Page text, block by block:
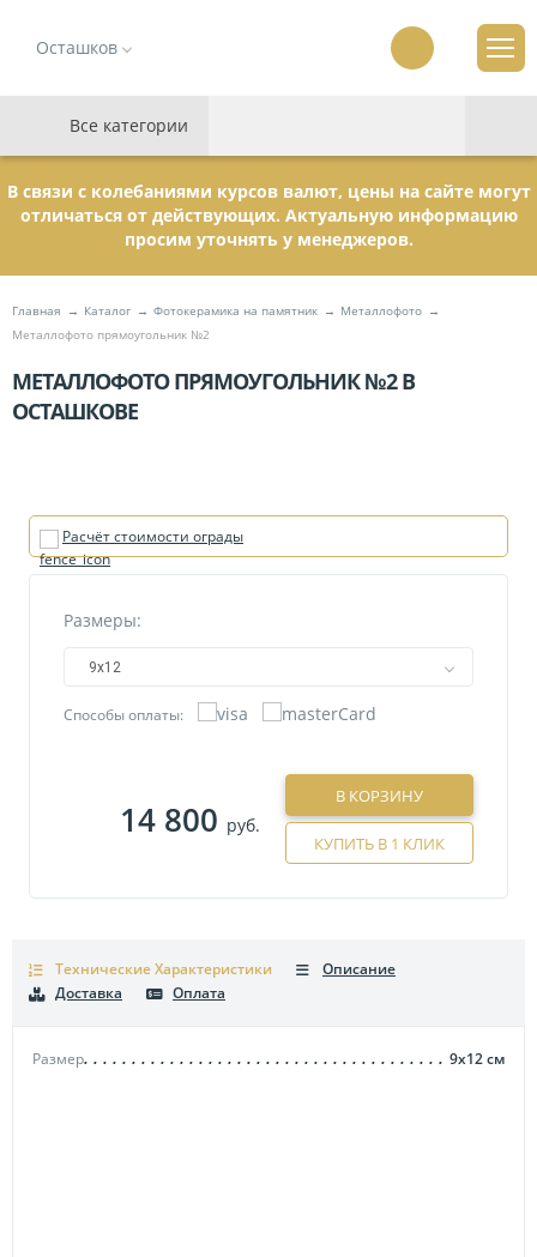
Осташков
Все категории
В связи с колебаниями курсов валют, цены на сайте могут
отличаться от действующих. Актуальную информацию
просим уточнять у менеджеров.
Главная Каталог Фотокерамика на памятник
Металлофото
Металлофото прямоугольник №2
МЕТАЛЛОФОТО ПРЯМОУГОЛЬНИК №2 В
ОСТАШКОВЕ
Расчёт стоимости ограды
Размеры:
9х12
Способы оплаты:
14 800 руб.
В КОРЗИНУ
КУПИТЬ В 1 КЛИК
Технические Характеристики
Размер 9х12см
Описание
Доставка
Оплата